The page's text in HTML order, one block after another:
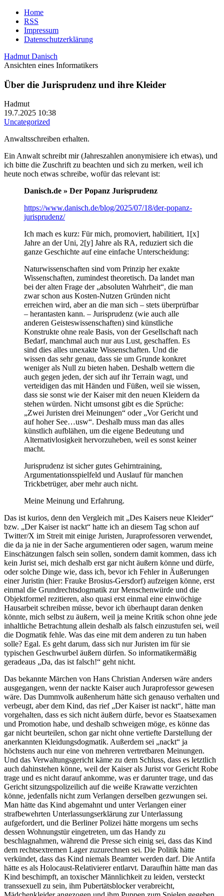
Home
RSS
Impressum
Datenschutzerklärung
Hadmut Danisch
Ansichten eines Informatikers
Über die Jurisprudenz und ihre Kleider
Hadmut
19.7.2025 10:38
Uncategorized
Anwaltsschreiben erhalten.
Ein Anwalt schreibt mir (Jahreszahlen anonymisiere ich etwas), und
ich bitte die Zuschrift zu beachten und sich zu merken, weil ich
heute noch etwas schreibe, wofür das relevant ist:
Danisch.de » Der Popanz Jurisprudenz
https://www.danisch.de/blog/2025/07/18/der-popanz-
jurisprudenz/
Ich mach es kurz: Für mich, promoviert, habilitiert, 1[x]
Jahre an der Uni, 2[y] Jahre als RA, reduziert sich die
ganze Geschichte auf eine einfache Unterscheidung:
Naturwissenschaften sind vom Prinzip her exakte
Wissenschaften, zumindest theoretisch. Da landet man
bei der alten Frage der „absoluten Wahrheit“, die man
zwar schon aus Kosten-Nutzen Gründen nicht
erreichen wird, aber an die man sich – stets überprüfbar
– herantasten kann. – Jurisprudenz (wie auch alle
anderen Geisteswissenschaften) sind künstliche
Konstrukte ohne reale Basis, von der Gesellschaft nach
Bedarf, manchmal auch nur aus Lust, geschaffen. Es
sind dies alles unexakte Wissenschaften. Und die
wissen das sehr genau, dass sie um Grunde konkret
weniger als Null zu bieten haben. Deshalb wettern die
auch gegen jeden, der sich auf ihr Terrain wagt, und
verteidigen das mit Händen und Füßen, weil sie wissen,
dass sie sonst wie der Kaiser mit den neuen Kleidern da
stehen würden. Nicht umsonst gibt es die Sprüche:
„Zwei Juristen drei Meinungen“ oder „Vor Gericht und
auf hoher See…usw“. Deshalb muss man das alles
künstlich aufblähen, um die eigene Bedeutung und
Alternativlosigkeit hervorzuheben, weil es sonst keiner
macht.
Jurisprudenz ist sicher gutes Gehirntraining,
Argumentationsspielfeld und Auslauf für manchen
Trickbetrüger, aber mehr auch nicht.
Meine Meinung und Erfahrung.
Das ist kurios, denn den Vergleich mit „Des Kaisers neue Kleider“
bzw. „Der Kaiser ist nackt“ hatte ich an diesem Tag schon auf
Twitter/X im Streit mit einige Juristen, Juraprofessoren verwendet,
die da ja nie in der Sache argumentieren oder sagen, warum meine
Einschätzungen falsch sein sollen, sondern damit kommen, dass ich
kein Jurist sei, mich deshalb erst gar nicht äußern könne und dürfe,
oder solche Dinge wie, dass ich, bevor ich Fehler in Äußerungen
einer Juristin (hier: Frauke Brosius-Gersdorf) aufzeigen könne, erst
einmal die Grundrechtsdogmatik zur Menschenwürde und die
Objektformel rezitieren, also quasi erst einmal eine einwöchige
Hausarbeit schreiben müsse, bevor ich überhaupt daran denken
könnte, mich selbst zu äußern, weil ja meine Kritik schon ohne jede
inhaltliche Betrachtung allein deshalb als falsch einzustufen sei, weil
die Dogmatik fehle. Was das eine mit dem anderen zu tun haben
solle? Egal. Es geht darum, dass sich nur Juristen im für sie
typischen Geschwurbel äußern dürfen. So informatikermäßig
geradeaus „Da, das ist falsch!“ geht nicht.
Das bekannte Märchen von Hans Christian Andersen wäre anders
ausgegangen, wenn der nackte Kaiser auch Juraprofessor gewesen
wäre. Das Dummvolk außenherum hätte sich genauso verhalten und
verbeugt, aber dem Kind, das rief „Der Kaiser ist nackt“, hätte man
vorgehalten, dass es sich nicht äußern dürfe, bevor es Staatsexamen
und Promotion habe, und deshalb schweigen möge, es könne das
gar nicht beurteilen, schon gar nicht ohne vertiefte Darstellung der
anerkannten Kleidungsdogmatik. Außerdem sei „nackt“ ja
höchstens auch nur eine von mehreren vertretbaren Meinungen.
Und das Verwaltungsgericht käme zu dem Schluss, dass es letztlich
auch dahinstehen könne, weil der Kaiser als Jurist vor Gericht Robe
trage und es nicht darauf ankomme, was er darunter trage, und das
Gericht sitzungspolizeilich auf die weiße Krawatte verzichten
könne, jedenfalls nicht zum Verlangen derselben gezwungen sei.
Man hätte das Kind abgemahnt und unter Verlangen einer
strafbewehrten Unterlassungserklärung zur Unterlassung
aufgefordert, und die Berliner Polizei hätte morgens um sechs
dessen Wohnungstür eingetreten, um das Handy zu
beschlagnahmen, während die Presse sich einig sei, dass das Kind
dem rechtsextremen Lager zuzurechnen sei. Die Politik hätte
verkündet, dass das Kind niemals Beamter werden darf. Die Antifa
hätte es als Holocaust-Relativierer entlarvt. Daraufhin hätte man das
Kind beschimpft, an toxischer Männlichkeit zu leiden, versteckt
transsexuell zu sein, ihm Pubertätsblocker verabreicht,